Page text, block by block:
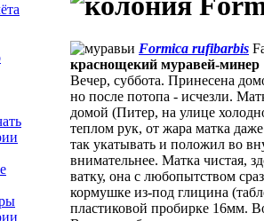
Formica rufibarbis
краснощекий муравей-минер
Вечер, суббота. Принесена
но после потопа - исчезли.
домой (Питер, на улице
теплом рук, от жара матка
так укатывать и положил во
внимательнее. Матка чистая,
ватку, она с любопытством
кормушке из-под глицина
пластиковой пробирке 16мм.